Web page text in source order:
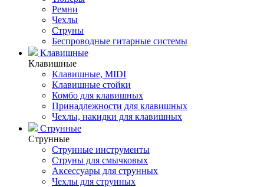
Ремни
Чехлы
Струны
Беспроводные гитарные системы
Клавишные
Клавишные
Клавишные, MIDI
Клавишные стойки
Комбо для клавишных
Принадлежности для клавишных
Чехлы, накидки для клавишных
Струнные
Струнные
Струнные инструменты
Струны для смычковых
Аксессуары для струнных
Чехлы для струнных